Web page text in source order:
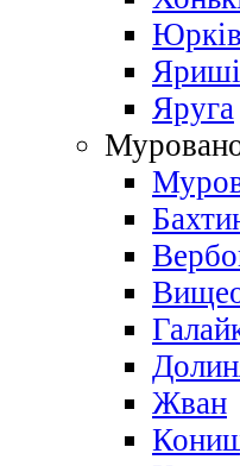
Яруга
Жван